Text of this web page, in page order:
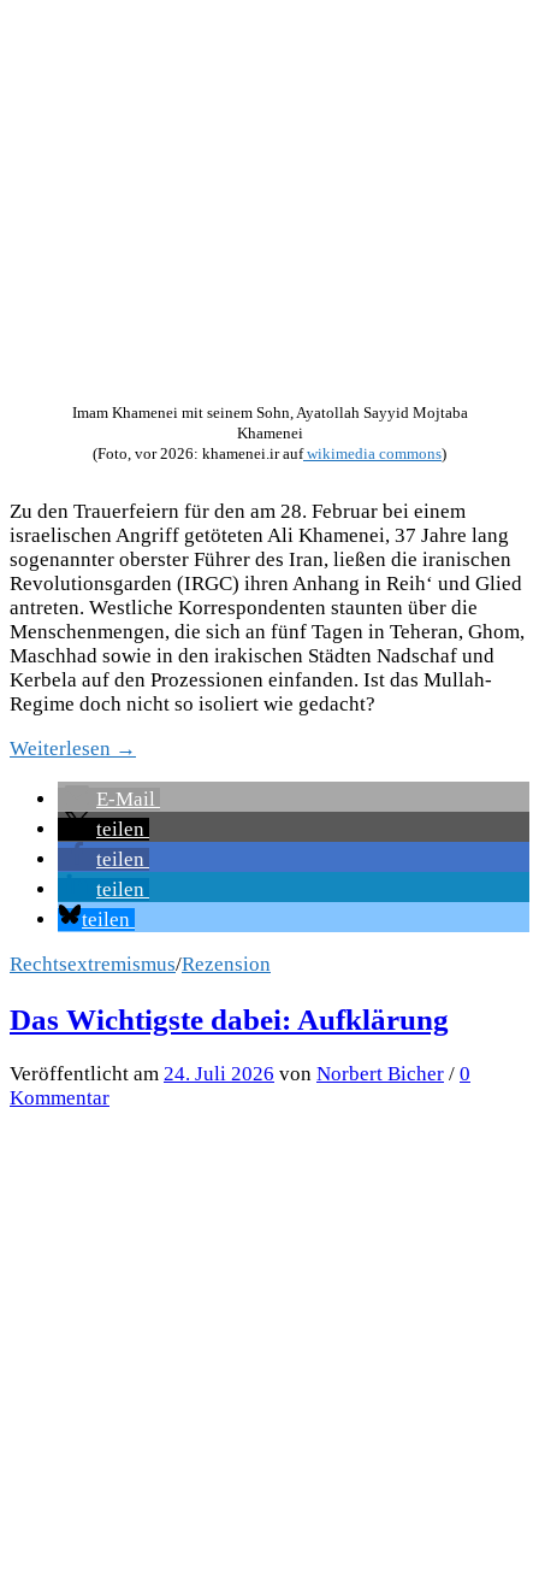
Imam Khamenei mit seinem Sohn, Ayatollah Sayyid Mojtaba
Khamenei
(Foto, vor 2026: khamenei.ir aufwikimedia commons)
Zu den Trauerfeiern für den am 28. Februar bei einem
israelischen Angriff getöteten Ali Khamenei, 37 Jahre lang
sogenannter oberster Führer des Iran, ließen die iranischen
Revolutionsgarden (IRGC) ihren Anhang in Reih‘ und Glied
antreten. Westliche Korrespondenten staunten über die
Menschenmengen, die sich an fünf Tagen in Teheran, Ghom,
Maschhad sowie in den irakischen Städten Nadschaf und
Kerbela auf den Prozessionen einfanden. Ist das Mullah-
Regime doch nicht so isoliert wie gedacht?
Weiterlesen →
E-Mail
teilen
teilen
teilen
teilen
Rechtsextremismus/Rezension
Das Wichtigste dabei: Aufklärung
Veröffentlicht am 24. Juli 2026 von Norbert Bicher / 0
Kommentar